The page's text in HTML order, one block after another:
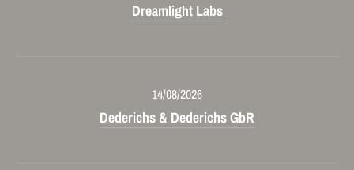
Dreamlight Labs
14/08/2026
Dederichs & Dederichs GbR